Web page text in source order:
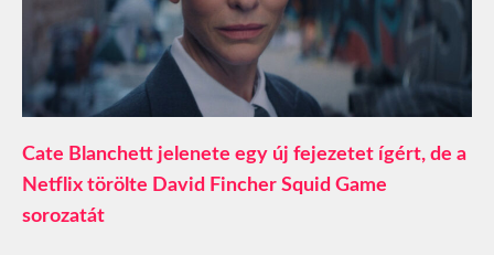
Cate Blanchett jelenete egy új fejezetet ígért, de a
Netflix törölte David Fincher Squid Game
sorozatát